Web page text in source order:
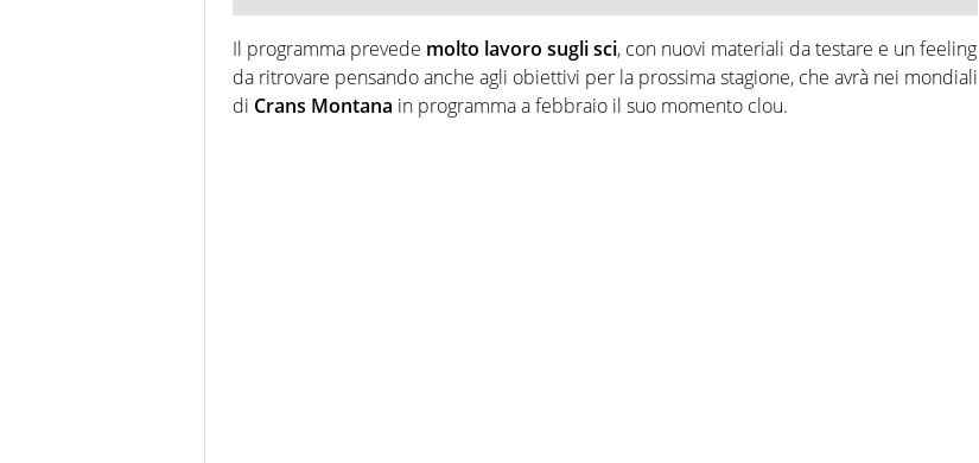
Il programma prevede molto lavoro sugli sci, con nuovi materiali da testare e un feeling
da ritrovare pensando anche agli obiettivi per la prossima stagione, che avrà nei mondiali
di Crans Montana in programma a febbraio il suo momento clou.